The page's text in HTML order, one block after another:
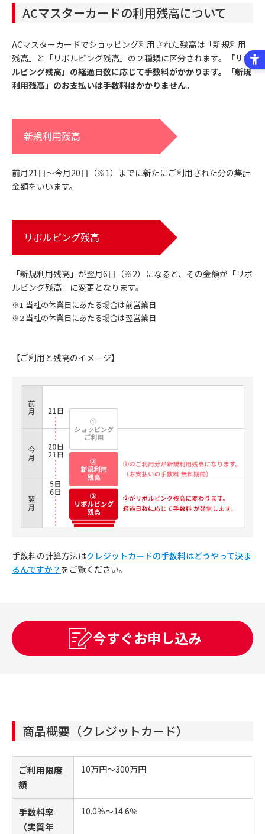
ACマスターカードの利用残高について
ACマスターカードでショッピング利用された残高は「新規利用
残高」と「リボルビング残高」の２種類に区分されます。
「リボ
ルビング残高」の経過日数に応じて手数料がかかります。「新規
利用残高」のお支払いは手数料はかかりません。
新規利用残高
前月21日～今月20日（※1）までに新たにご利用された分の集計
金額をいいます。
リボルビング残高
「新規利用残高」が翌月6日（※2）になると、その金額が「リボ
ルビング残高」に変更となります。
※1 当社の休業日にあたる場合は前営業日
※2 当社の休業日にあたる場合は翌営業日
【ご利用と残高のイメージ】
手数料の計算方法はクレジットカードの手数料はどうやって決ま
るんですか？ をご覧ください。
今すぐお申し込み
商品概要（クレジットカード）
ご利用限度
額
10万円～300万円
手数料率
（実質年
10.0％～14.6％